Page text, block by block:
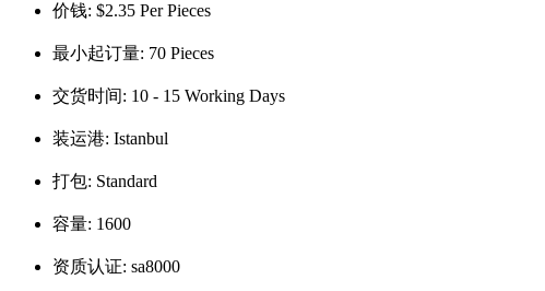
价钱: $2.35 Per Pieces
最小起订量: 70 Pieces
交货时间: 10 - 15 Working Days
装运港: Istanbul
打包: Standard
容量: 1600
资质认证: sa8000